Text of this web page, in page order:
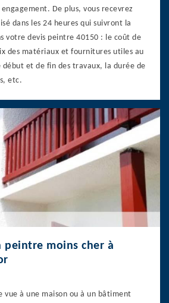
De plus, vous recevrez
dans les 24 heures qui suivront la
votre devis peintre 40150 : le coût de
des matériaux et fournitures utiles au
début et de fin des travaux, la durée de
etc.
peintre moins cher à
vue à une maison ou à un bâtiment